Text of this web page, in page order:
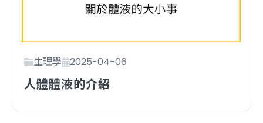
生理學 2025-04-06
人體體液的介紹